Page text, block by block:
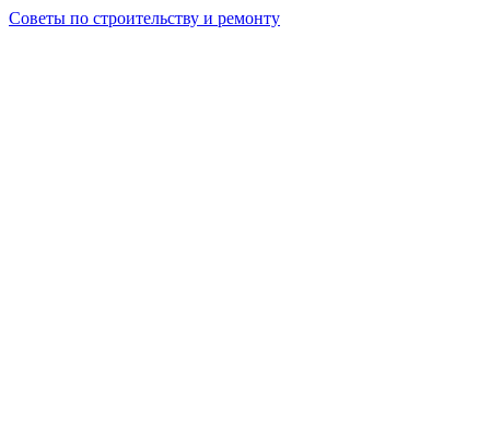
Советы по строительству и ремонту